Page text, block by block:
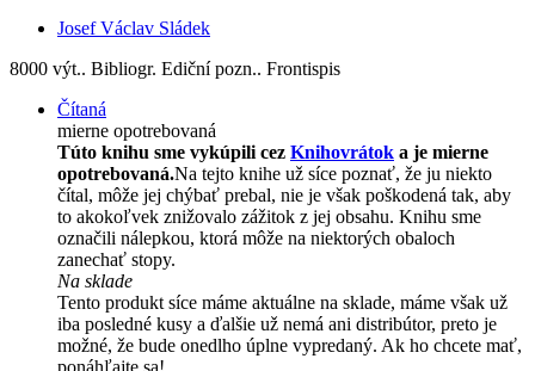
Josef Václav Sládek
8000 výt.. Bibliogr. Ediční pozn.. Frontispis
Čítaná
mierne opotrebovaná
Túto knihu sme vykúpili cez Knihovrátok a je mierne
opotrebovaná.Na tejto knihe už síce poznať, že ju niekto
čítal, môže jej chýbať prebal, nie je však poškodená tak, aby
to akokoľvek znižovalo zážitok z jej obsahu. Knihu sme
označili nálepkou, ktorá môže na niektorých obaloch
zanechať stopy.
Na sklade
Tento produkt síce máme aktuálne na sklade, máme však už
iba posledné kusy a ďalšie už nemá ani distribútor, preto je
možné, že bude onedlho úplne vypredaný. Ak ho chcete mať,